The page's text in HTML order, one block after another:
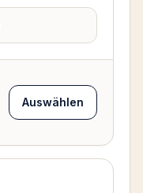
Auswählen